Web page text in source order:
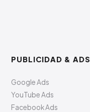
PUBLICIDAD & ADS
Google Ads
YouTube Ads
Facebook Ads